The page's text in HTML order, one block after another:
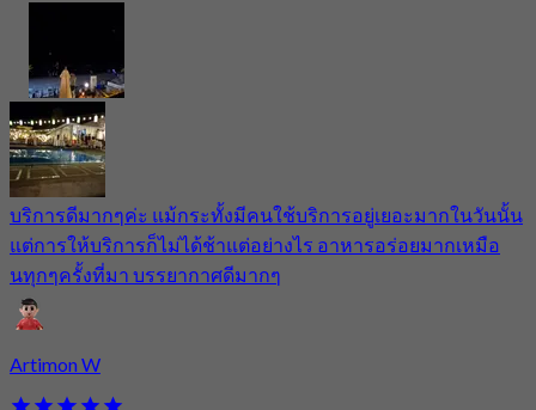
บริการดีมากๆค่ะ แม้กระทั้งมีคนใช้บริการอยู่เยอะมากในวันนั้น
แต่การให้บริการก็ไม่ได้ช้าแต่อย่างไร อาหารอร่อยมากเหมือ
นทุกๆครั้งที่มา บรรยากาศดีมากๆ
Artimon W